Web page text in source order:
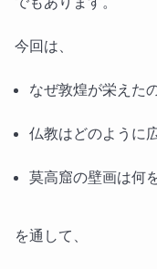
今回は、
なぜ敦煌が栄えた
仏教はどのように
莫高窟の壁画は何
を通して、